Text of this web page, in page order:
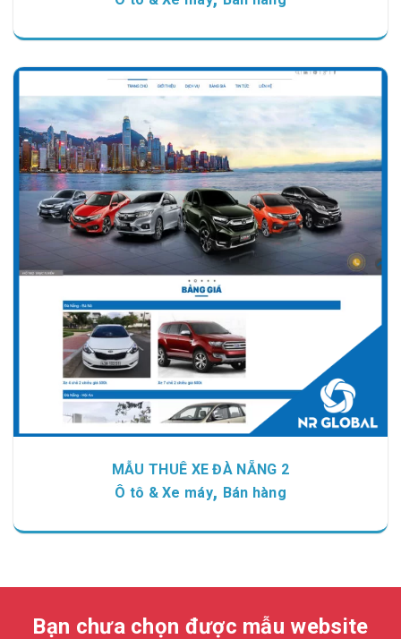
Chi tiết Xem giao diện
MẪU THUÊ XE ĐÀ NẴNG 2
Ô tô & Xe máy, Bán hàng
Bạn chưa chọn được mẫu website